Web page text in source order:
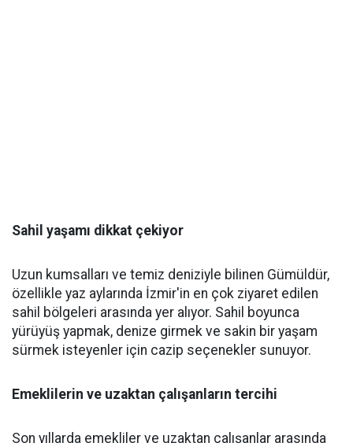
Sahil yaşamı dikkat çekiyor
Uzun kumsalları ve temiz deniziyle bilinen Gümüldür,
özellikle yaz aylarında İzmir'in en çok ziyaret edilen
sahil bölgeleri arasında yer alıyor. Sahil boyunca
yürüyüş yapmak, denize girmek ve sakin bir yaşam
sürmek isteyenler için cazip seçenekler sunuyor.
Emeklilerin ve uzaktan çalışanların tercihi
Son yıllarda emekliler ve uzaktan çalışanlar arasında